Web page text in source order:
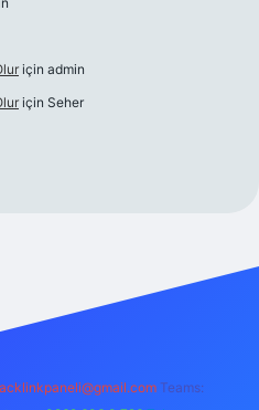
için admin
için Seher
Teams: